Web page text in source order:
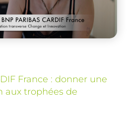
France : donner une
aux trophées de